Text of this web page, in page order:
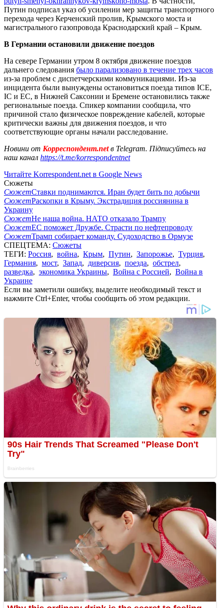
Путин подписал указ об усилении мер защиты транспортного
перехода через Керченский пролив, Крымского моста и
магистрального газопровода Краснодарский край – Крым.
В Германии остановили движение поездов
На севере Германии утром 8 октября движение поездов
дальнего следования было парализовано в течение трех часов
из-за проблем с диспетчерскими коммуникациями. Из-за
инцидента были вынуждены остановиться поезда типов ICE,
IC и EC, в Нижней Саксонии и Бремене остановились также
региональные поезда. Спикер компании сообщила, что
причиной стало физическое повреждение кабелей, которые
критически важны для движения поездов, и что
соответствующие органы начали расследование.
Новини от Корреспондент.netв Telegram. Підписуйтесь на
наш канал https://t.me/korrespondentnet
Читайте Korrespondent.net в Google News
Сюжеты
СюжетСтавки поднимаются. Иран будет бить по добычи
СюжетРаскопки в Крыму. Экстрадиция россиянина в
Украину
СюжетНе наша война. НАТО отказало Трампу
СюжетЕС поможет Дружбе. Страсти по нефтепроводу
СюжетТрамп собирает команду. Судоходство в Ормузе
СПЕЦТЕМА: Сюжеты
ТЕГИ: Россия, война, Крым, Путин, Запорожье, Турция,
Германия, мост, Запад, диверсия, поезда, обстрел,
разведка, экономика Украины, Война с Россией, Война в
Украине
Если вы заметили ошибку, выделите необходимый текст и
нажмите Ctrl+Enter, чтобы сообщить об этом редакции.